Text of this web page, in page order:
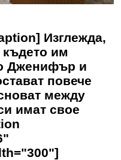
Изглежда,
им
Дженифър и
повече
между
имат свое